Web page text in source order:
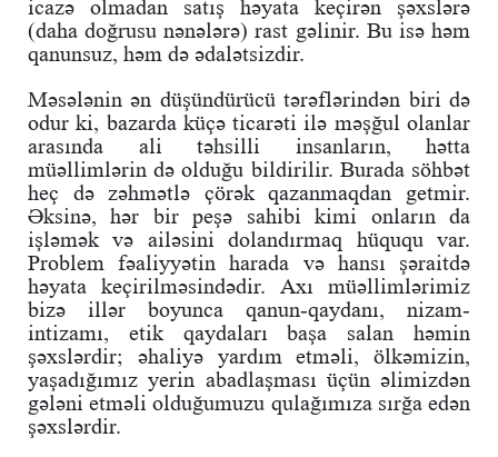
icazə olmadan satış həyata keçirən şəxslərə
(daha doğrusu nənələrə) rast gəlinir. Bu isə həm
qanunsuz, həm də ədalətsizdir.
Məsələnin ən düşündürücü tərəflərindən biri də
odur ki, bazarda küçə ticarəti ilə məşğul olanlar
arasında ali təhsilli insanların, hətta
müəllimlərin də olduğu bildirilir. Burada söhbət
heç də zəhmətlə çörək qazanmaqdan getmir.
Əksinə, hər bir peşə sahibi kimi onların da
işləmək və ailəsini dolandırmaq hüququ var.
Problem fəaliyyətin harada və hansı şəraitdə
həyata keçirilməsindədir. Axı müəllimlərimiz
bizə illər boyunca qanun-qaydanı, nizam-
intizamı, etik qaydaları başa salan həmin
şəxslərdir; əhaliyə yardım etməli, ölkəmizin,
yaşadığımız yerin abadlaşması üçün əlimizdən
gələni etməli olduğumuzu qulağımıza sırğa edən
şəxslərdir.